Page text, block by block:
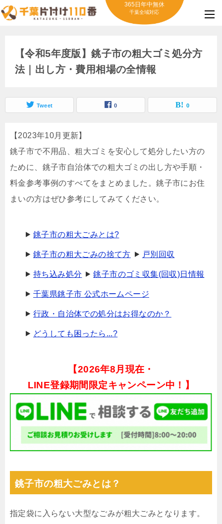
365日年中無休
千葉全域対応
【令和5年度版】銚子市の粗大ゴミ処分方
法｜出し方・費用相場の全情報
Tweet 0 0
【2023年10月更新】
銚子市で不用品、粗大ゴミを安心して処分したい方の
ために、銚子市自治体での粗大ゴミの出し方や手順・
料金参考事例のすべてをまとめました。銚子市にお住
まいの方はぜひ参考にしてみてください。
銚子市の粗大ごみとは?
銚子市の粗大ごみの捨て方 戸別回収
持ち込み処分 銚子市のゴミ収集(回収)日情報
千葉県銚子市 公式ホームページ
行政・自治体での処分はお得なのか？
どうしても困ったら...?
【2026年8月現在・
LINE登録期間限定キャンペーン中！】
銚子市の粗大ごみとは？
指定袋に入らない大型なごみが粗大ごみとなります。